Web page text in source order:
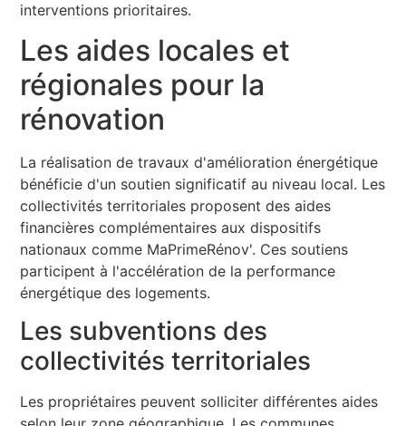
interventions prioritaires.
Les aides locales et
régionales pour la
rénovation
La réalisation de travaux d'amélioration énergétique
bénéficie d'un soutien significatif au niveau local. Les
collectivités territoriales proposent des aides
financières complémentaires aux dispositifs
nationaux comme MaPrimeRénov'. Ces soutiens
participent à l'accélération de la performance
énergétique des logements.
Les subventions des
collectivités territoriales
Les propriétaires peuvent solliciter différentes aides